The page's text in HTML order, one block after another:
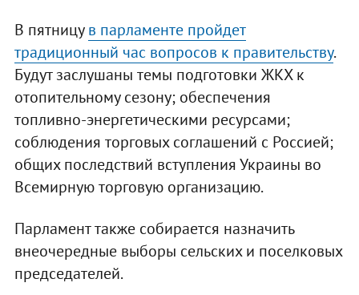
В пятницув парламенте пройдет
традиционный час вопросов к правительству.
Будут заслушаны темы подготовки ЖКХ к
отопительному сезону; обеспечения
топливно-энергетическими ресурсами;
соблюдения торговых соглашений с Россией;
общих последствий вступления Украины во
Всемирную торговую организацию.
Парламент также собирается назначить
внеочередные выборы сельских и поселковых
председателей.